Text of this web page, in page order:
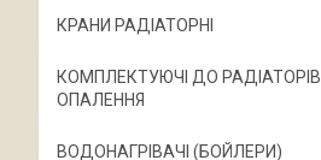
КРАНИ РАДІАТОРНІ
КОМПЛЕКТУЮЧІ ДО РАДІАТОРІВ
ОПАЛЕННЯ
ВОДОНАГРІВАЧІ (БОЙЛЕРИ)